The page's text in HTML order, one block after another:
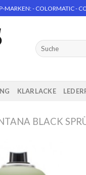
MARKEN: - COLORMATIC -
Suchen
nach:
KLARLACKE
BLACK